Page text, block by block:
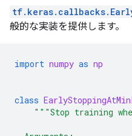
般的な実装を提供します。
import numpy as np
class
"""Stop training